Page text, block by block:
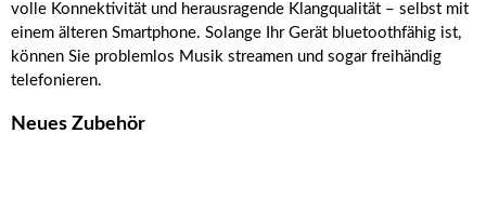
volle Konnektivität und herausragende Klangqualität – selbst mit
einem älteren Smartphone. Solange Ihr Gerät bluetoothfähig ist,
können Sie problemlos Musik streamen und sogar freihändig
telefonieren.
Neues Zubehör